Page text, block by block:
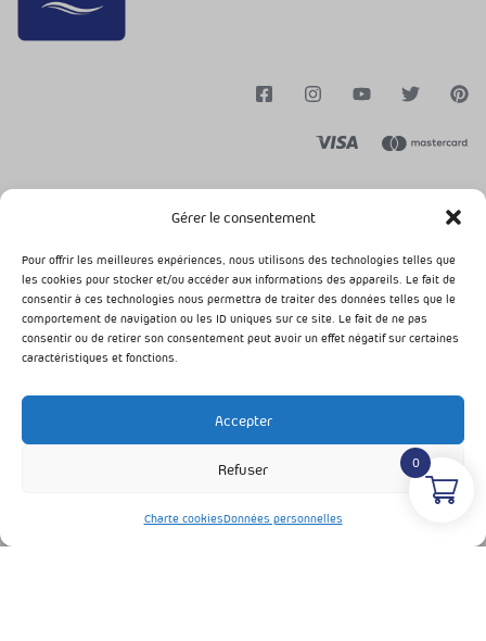
Gérer le consentement
Pour offrir les meilleures expériences, nous utilisons des technologies telles que
les cookies pour stocker et/ou accéder aux informations des appareils. Le fait de
consentir à ces technologies nous permettra de traiter des données telles que le
comportement de navigation ou les ID uniques sur ce site. Le fait de ne pas
consentir ou de retirer son consentement peut avoir un effet négatif sur certaines
caractéristiques et fonctions.
Accepter
Refuser
Charte cookiesDonnées personnelles
Conditions Générales de Vente
Mentions légales
Algotonic © 2024. Tous droits réservés
0